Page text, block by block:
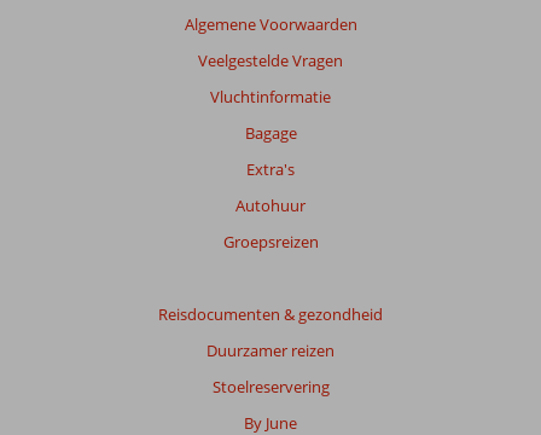
Algemene Voorwaarden
Veelgestelde Vragen
Vluchtinformatie
Bagage
Extra's
Autohuur
Groepsreizen
Reisdocumenten & gezondheid
Duurzamer reizen
Stoelreservering
By June